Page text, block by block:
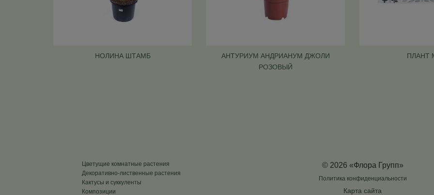
НОЛИНА ШТАМБ
АНТУРИУМ АНДРИАНУМ ДЖОЛИ
РОЗОВЫЙ
ПЛАНТ
Цветущие комнатные растения
Декоративно-лиственные растения
Кактусы и суккуленты
Композиции
© 2026 «Флора Групп»
Политика конфиденциальности
Карта сайта